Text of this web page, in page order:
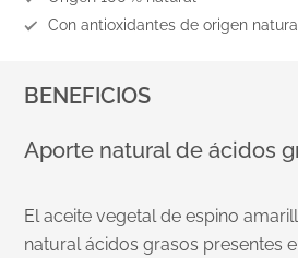
Con antioxidantes de origen
BENEFICIOS
Aporte natural de ácidos
El aceite vegetal de espino
natural ácidos grasos presentes